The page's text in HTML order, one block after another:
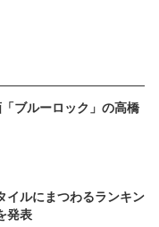
ブルーロック」の高橋
イルにまつわるランキン
発表